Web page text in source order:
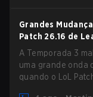
26.15.
Grandes
Patch 26.16 de
A Temporada 3
uma grande onda
quando o LoL